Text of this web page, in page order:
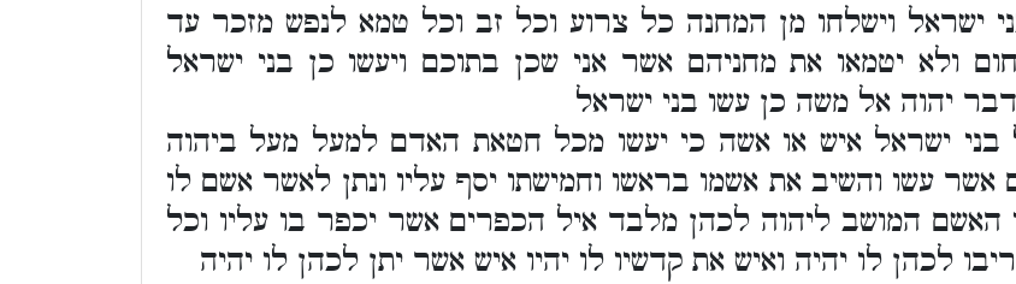
ישראל וישלחו מן המחנה כל צרוע וכל זב וכל טמא לנפש מזכר עד
ולא יטמאו את מחניהם אשר אני שכן בתוכם ויעשו כן בני ישראל
יהוה אל משה כן עשו בני ישראל
ישראל איש או אשה כי יעשו מכל חטאת האדם למעל מעל ביהוה
עשו והשיב את אשמו בראשו וחמישתו יסף עליו ונתן לאשר אשם לו
האשם המושב ליהוה לכהן מלבד איל הכפרים אשר יכפר בו עליו וכל
לכהן לו יהיה ואיש את קדשיו לו יהיו איש אשר יתן לכהן לו יהיה